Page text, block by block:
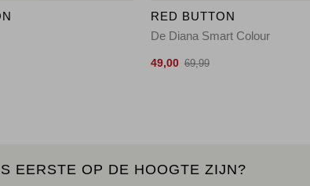
RED BUTTON
De Diana Smart Colour
49,00 69,99
EERSTE OP DE HOOGTE ZIJN?